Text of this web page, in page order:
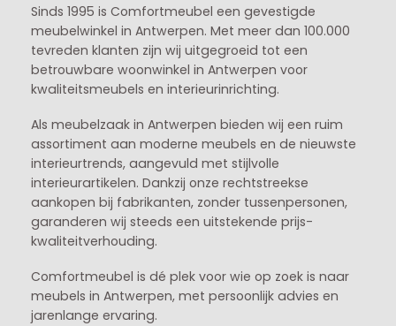
Sinds 1995 is Comfortmeubel een gevestigde
meubelwinkel in Antwerpen. Met meer dan 100.000
tevreden klanten zijn wij uitgegroeid tot een
betrouwbare woonwinkel in Antwerpen voor
kwaliteitsmeubels en interieurinrichting.
Als meubelzaak in Antwerpen bieden wij een ruim
assortiment aan moderne meubels en de nieuwste
interieurtrends, aangevuld met stijlvolle
interieurartikelen. Dankzij onze rechtstreekse
aankopen bij fabrikanten, zonder tussenpersonen,
garanderen wij steeds een uitstekende prijs-
kwaliteitverhouding.
Comfortmeubel is dé plek voor wie op zoek is naar
meubels in Antwerpen, met persoonlijk advies en
jarenlange ervaring.